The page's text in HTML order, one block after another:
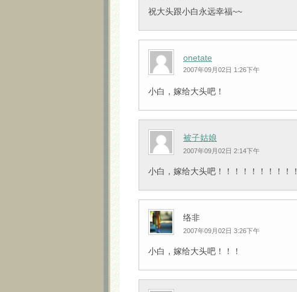
祝大头跟小白永远幸福~~
onetate
2007年09月02日 1:26下午
小白，嫁给大头吧！
被子姑娘
2007年09月02日 2:14下午
小白，嫁给大头吧！！！！！！！！！！
络非
2007年09月02日 3:26下午
小白，嫁给大头吧！！！